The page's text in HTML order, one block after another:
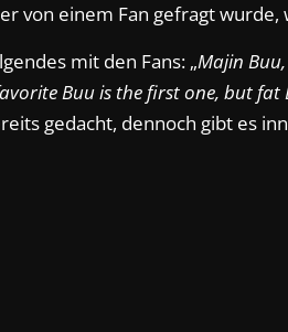
von einem Fan gefragt
mit den Fans: „Majin
Buu is the first one, but fat
gedacht, dennoch gibt es